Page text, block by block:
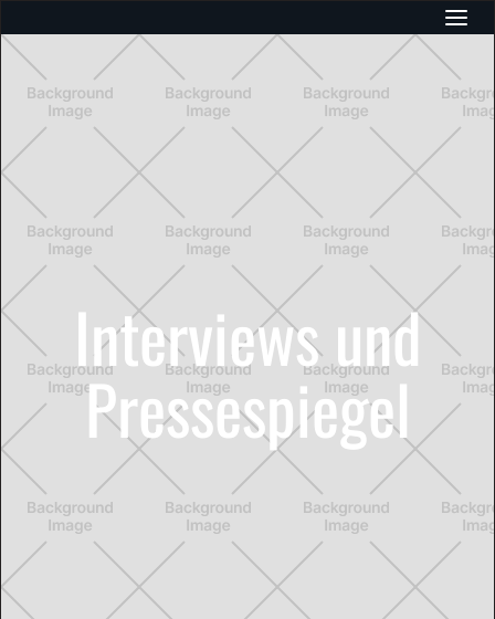
Interviews und
Pressespiegel